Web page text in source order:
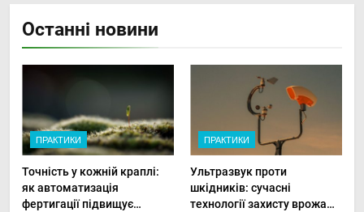
Останні новини
ПРАКТИКИ
Точність у кожній краплі:
як автоматизація
фертигації підвищує
ПРАКТИКИ
Ультразвук проти
шкідників: сучасні
технології захисту врожаю